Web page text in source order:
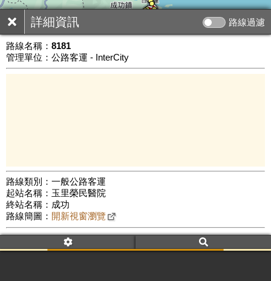
詳細資訊 路線過濾
路線名稱： 8181
管理單位：公路客運 - InterCity
路線類別：一般公路客運
起站名稱：玉里榮民醫院
終站名稱：成功
路線簡圖： 開新視窗瀏覽
附屬名稱：8181
車頭描述：玉里
寧埔 成功(經玉長公路)
公車數量: 累計415、上線0